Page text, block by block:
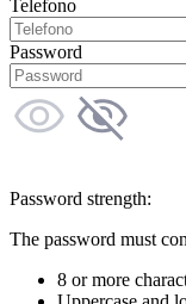
Telefono
Password
Password strength:
The password must
8 or more